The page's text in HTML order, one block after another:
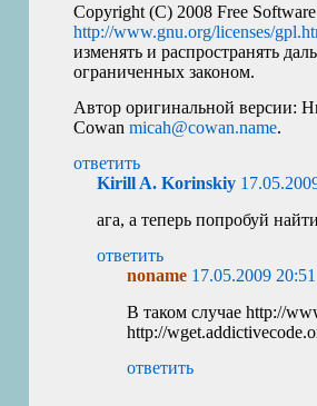
Copyright (C) 2008 Free
http://www.gnu.org/licenses/
изменять и распространять
ограниченных законом.
Автор оригинальной версии:
Cowanmicah@cowan.name.
ответить
Kirill A. Korinskiy
ага, а теперь попробуй
ответить
noname 17.05.2009 20:51
В таком случае http://
http://
ответить